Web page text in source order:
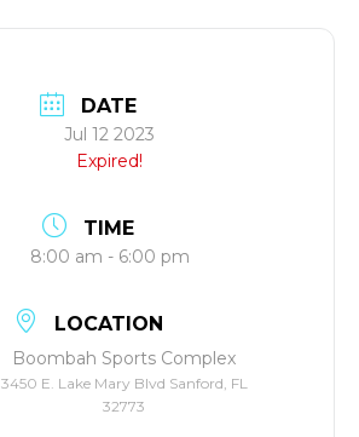
DATE
Jul 12 2023
Expired!
TIME
8:00 am - 6:00 pm
LOCATION
Boombah Sports Complex
3450 E. Lake Mary Blvd Sanford, FL
32773